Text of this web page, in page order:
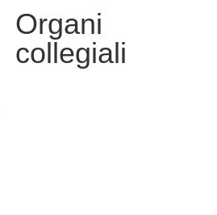
Organi
collegiali